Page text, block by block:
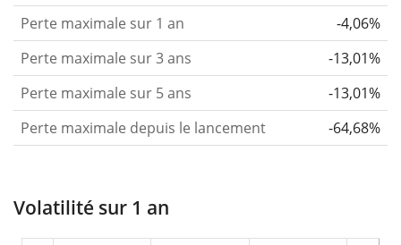
Perte maximale sur 1 an
-4,06%
Perte maximale sur 3 ans
-13,01%
Perte maximale sur 5 ans
-13,01%
Perte maximale depuis le lancement
-64,68%
Volatilité sur 1 an